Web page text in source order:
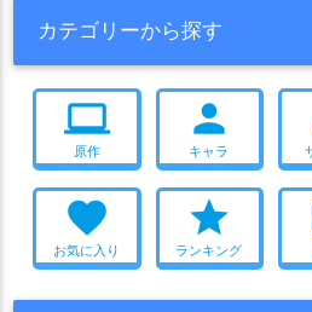
レイン・パターソン
レナス・スケイ
ロコロスト
ロボ子さん ワトソン
一条莉々華
七星みりり
三枝明那
不知火フレア 中島ぺぺ
五十嵐梨花
伊月トウカ 伊東ライ
儒烏風亭らでん
先斗寧 兎田ぺこ
八十科むじな
八重沢なとり 六道
北上双葉
北小路ヒスイ 十乃あま
尻穴 ボテ腹 二穴
ニーソ
貧乳 複数人プレイ 丸呑
モンスター姦
イキまくり うさぎ
オナニー
騎乗位 2023年夏コミ
おねショタ マイクロ水着
これはエロい
爆乳 メイド
カテゴリーから探す
computer
原作
person
キャラ
favorite
お気に入り
star
ランキング